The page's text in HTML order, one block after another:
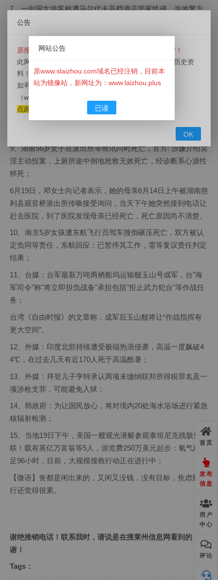
7、一中国女游客称遭马尔代夫高档酒店管家性侵，当地警方
迟迟不推进该案调查。涉事酒店回应：严肃对待此类指控，和
旅客保持沟通，中方使馆：已联系相关部门调查；
一名中国女游客在马尔代夫丽思卡尔顿度假酒店遭受性侵，但
酒店和马尔代夫警方对此案调查进展缓慢。中国驻马尔代夫领
事馆已介入此事，要求相关方面严肃对待报案，并查明真相。
此事件引发了关于旅游安全和性侵保护的广泛讨论。
8、河南焦作师专食堂烤鱼被指现蛆虫，该校后勤：市监局已
介入；河南两兄妹从小区29楼通风管道口坠亡，家属称事发地
无警示标识，物业: 通往顶楼的入口属安全通道，无法封闭；
9、湖南56岁女子在派出所等候讯问时死亡，官方: 涉嫌介绍卖
淫主动投案，上厕所途中倒地抢救无效死亡，经诊断系心源性
猝死；
6月19日，邓女士向记者表示，她的母亲6月14日上午被湖南慈
利县观音桥派出所传唤接受询问，当天下午她突然接到电话让
赶去医院，到了医院发现母亲已经死亡，死亡原因尚不清楚。
10、南京5岁女孩遭东航飞行员驾车撞倒碾压死亡，双方被认
定负同等责任，东航回应：已暂停其工作，需等复议责任判定
结果；
11、台媒：台军最新万吨两栖船坞运输舰玉山号成军，台"海
军司令"称"将立即担负战备"承担包括"拒止武力犯台"等作战任
务；
台湾《自由时报》的文章称，成军后玉山舰将让“作战指挥有
更大空间”。
12、外媒：印度北部持续遭受极端热浪侵袭，高温一度飙破4
4℃，在过去几天有近170人死于高温酷暑；
13、外媒：拜登儿子亨特承认两项未缴纳联邦所得税罪名及一
项涉枪支罪，可能避免入狱；
14、韩政府：为让国民放心，将对境内20处海水浴场进行紧急
核辐射检测；
15、当地19日下午，美国一艘观光潜艇参观泰坦尼克残骸失
联！载有英亿万富翁等5人，游览费250万美元起步：氧气或不
足96小时，目前，大规模搜救行动正在进行中；
【微语】丧都是闲出来的，又闲又没钱，没有目标，焦虑到不
行还觉得很累。
谢绝推销电话！联系我时，请说是在搜莱州信息网看到的，谢
谢！
Tags：
首页
发布
信息
用户
中心
评论
公告
原搜莱州信息网（www.slaizhou.com）已经停止运营！
此网站已经下线，本站目前为镜像站，用于用户查询历史资
料！
如有信息发布需求请前往新网站⬇⬇⬇
（www.LaiZhou.Plus
点此发布信息
OK
网站公告
原www.slaizhou.com域名已经注销，目前本
站为镜像站，新网址为：www.laizhou.plus
已读